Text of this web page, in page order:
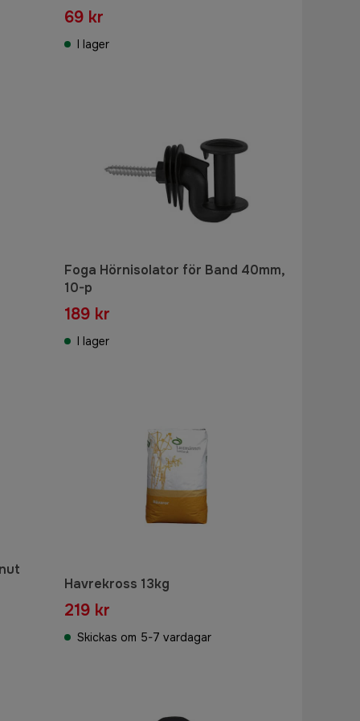
69 kr
I lager
Foga Hörnisolator för Band 40mm,
10-p
189 kr
I lager
Havrekross 13kg
219 kr
Skickas om 5-7 vardagar